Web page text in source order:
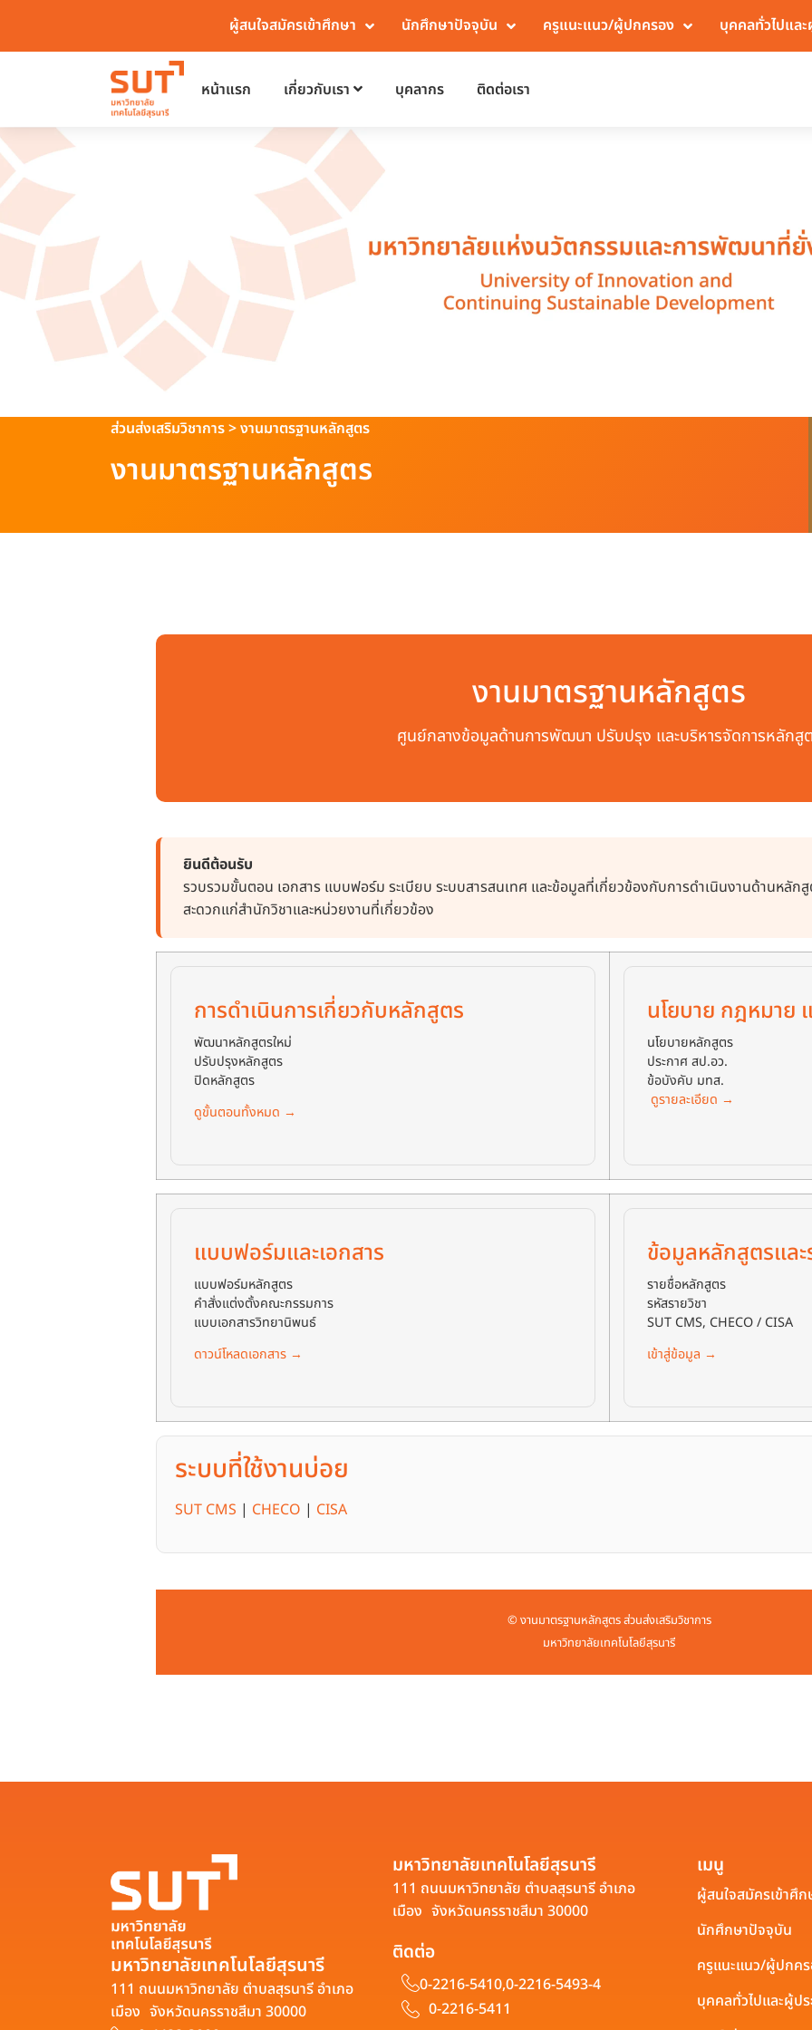
ผู้สนใจสมัครเข้าศึกษา นักศึกษาปัจจุบัน ครูแนะแนว/ผู้ปกครอง บุคคลทั่วไปแล
หน้าแรก เกี่ยวกับเรา บุคลากร ติดต่อเรา
ส่วนส่งเสริมวิชาการ>งานมาตรฐานหลักสูตร
งานมาตรฐานหลักสูตร
งานมาตรฐานหลักสูตร
ศูนย์กลางข้อมูลด้านการพัฒนา ปรับปรุง และบริหารจัดการหลักสู
ยินดีต้อนรับ
รวบรวมขั้นตอน เอกสาร แบบฟอร์ม ระเบียบ ระบบสารสนเทศ และข้อมูลที่เกี่ยวข้องกับการดำเนินงานด้านหลั
สะดวกแก่สำนักวิชาและหน่วยงานที่เกี่ยวข้อง
การดำเนินการเกี่ยวกับหลักสูตร
พัฒนาหลักสูตรใหม่
ปรับปรุงหลักสูตร
ปิดหลักสูตร
ดูขั้นตอนทั้งหมด →
นโยบาย กฎหมาย
นโยบายหลักสูตร
ประกาศ สป.อว.
ข้อบังคับ มทส.
ดูรายละเอียด →
แบบฟอร์มและเอกสาร
แบบฟอร์มหลักสูตร
คำสั่งแต่งตั้งคณะกรรมการ
แบบเอกสารวิทยานิพนธ์
ดาวน์โหลดเอกสาร →
ข้อมูลหลักสูตรและ
รายชื่อหลักสูตร
รหัสรายวิชา
SUT CMS, CHECO / CISA
เข้าสู่ข้อมูล →
ระบบที่ใช้งานบ่อย
SUT CMS | CHECO | CISA
© งานมาตรฐานหลักสูตร ส่วนส่งเสริมวิชาการ
มหาวิทยาลัยเทคโนโลยีสุรนารี
มหาวิทยาลัยเทคโนโลยีสุรนารี
111 ถนนมหาวิทยาลัย ตำบลสุรนารี อำเภอ
เมือง จังหวัดนครราชสีมา 30000
มหาวิทยาลัยเทคโนโลยีสุรนารี
111 ถนนมหาวิทยาลัย ตำบลสุรนารี อำเภอ
เมือง จังหวัดนครราชสีมา 30000
ติดต่อ
0-2216-5410,0-2216-5493-4
0-2216-5411
เมนู
ผู้สนใจสมัครเข้าศึก
นักศึกษาปัจจุบัน
ครูแนะแนว/ผู้ปกค
บุคคลทั่วไปและผู้ป